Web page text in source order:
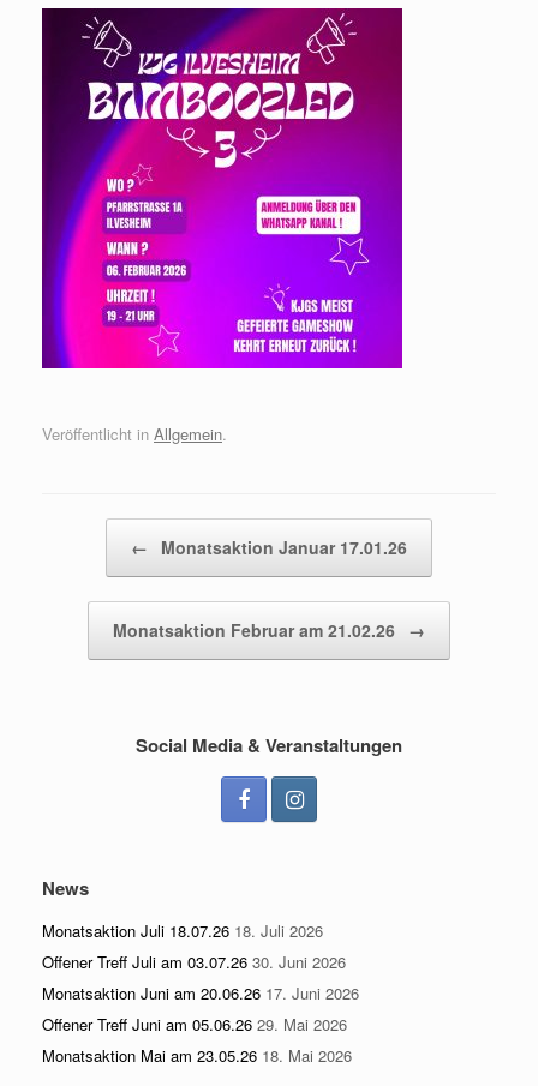
Veröffentlicht in Allgemein.
← Monatsaktion Januar 17.01.26
Monatsaktion Februar am 21.02.26 →
Social Media & Veranstaltungen
News
Monatsaktion Juli 18.07.26 18. Juli 2026
Offener Treff Juli am 03.07.26 30. Juni 2026
Monatsaktion Juni am 20.06.26 17. Juni 2026
Offener Treff Juni am 05.06.26 29. Mai 2026
Monatsaktion Mai am 23.05.26 18. Mai 2026